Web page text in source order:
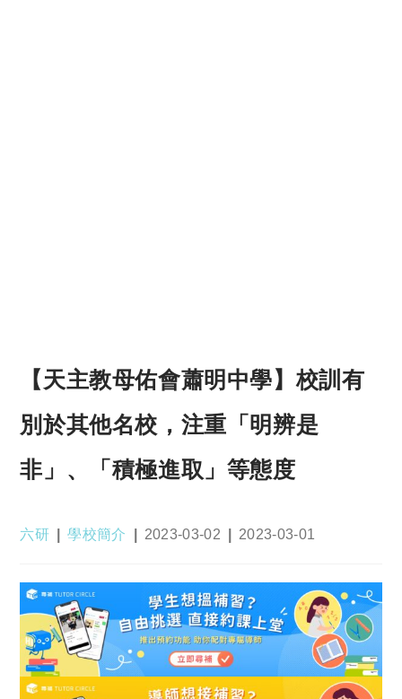
【天主教母佑會蕭明中學】校訓有
別於其他名校，注重「明辨是
非」、「積極進取」等態度
Post
六研
Post
學校簡介
Post
2023-03-02
Post
2023-03-01